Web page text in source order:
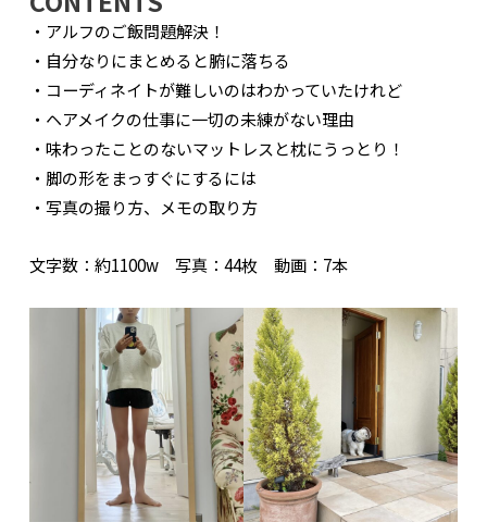
・アルフのご飯問題解決！
・自分なりにまとめると腑に落ちる
・コーディネイトが難しいのはわかっていたけれど
・ヘアメイクの仕事に一切の未練がない理由
・味わったことのないマットレスと枕にうっとり！
・脚の形をまっすぐにするには
・写真の撮り方、メモの取り方
文字数：約1100w 写真：44枚 動画：7本